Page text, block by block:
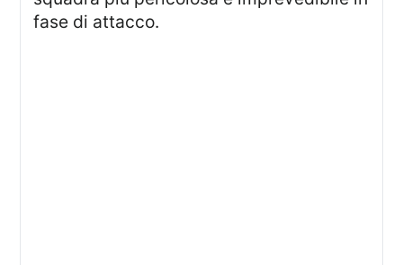
fase di attacco.